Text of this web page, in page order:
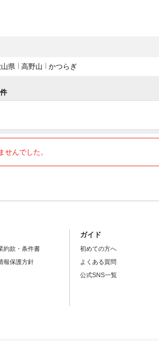
県 高野山 かつらぎ
件
んでした。
約款・条件書
報保護方針
ガイド
初めての方へ
よくある質問
公式SNS一覧